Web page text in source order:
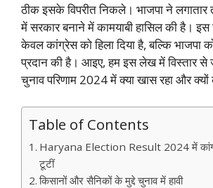
ठीक इसके विपरीत निकले। भाजपा ने लगातार
में सरकार बनाने में कामयाबी हासिल की है। इस
केवल कांग्रेस को हिला दिया है, बल्कि भाजपा
प्रदान की है। आइए, हम इस लेख में विस्तार से
चुनाव परिणाम 2024 में क्या खास रहा और
Table of Contents
Haryana Election Result 2024 में
टूटीं
किसानों और सैनिकों के मुद्दे चुनाव में हावी